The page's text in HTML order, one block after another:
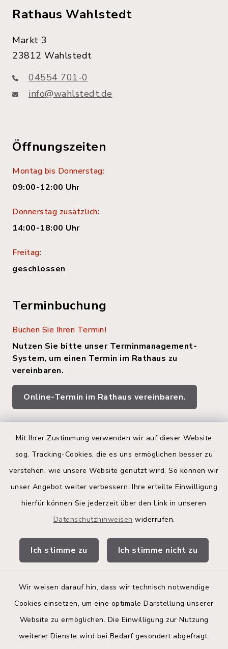
Mit Ihrer Zustimmung verwenden wir auf dieser Website
sog. Tracking-Cookies, die es uns ermöglichen besser zu
verstehen, wie unsere Website genutzt wird. So können wir
unser Angebot weiter verbessern. Ihre erteilte Einwilligung
hierfür können Sie jederzeit über den Link in unseren
Datenschutzhinweisen widerrufen.
Ich stimme zu Ich stimme nicht zu
Wir weisen darauf hin, dass wir technisch notwendige
Cookies einsetzen, um eine optimale Darstellung unserer
Website zu ermöglichen. Die Einwilligung zur Nutzung
weiterer Dienste wird bei Bedarf gesondert abgefragt.
Rathaus Wahlstedt
Markt 3
23812 Wahlstedt
04554 701-0
info@wahlstedt.de
Öffnungszeiten
Montag bis Donnerstag:
09:00-12:00 Uhr
Donnerstag zusätzlich:
14:00-18:00 Uhr
Freitag:
geschlossen
Terminbuchung
Buchen Sie Ihren Termin!
Nutzen Sie bitte unser Terminmanagement-
System, um einen Termin im Rathaus zu
vereinbaren.
Online-Termin im Rathaus vereinbaren.
Quicklinks
Land Schleswig-Holstein
Kita-Portal
Bürgerinformationsbroschüre